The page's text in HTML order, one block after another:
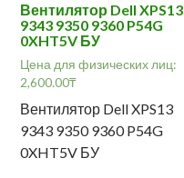
Вентилятор Dell XPS13
9343 9350 9360 P54G
0XHT5V БУ
Цена для физических лиц:
2,600.00₸
Вентилятор Dell XPS13
9343 9350 9360 P54G
0XHT5V БУ